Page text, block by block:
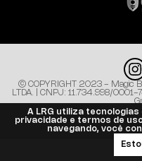
© COPYRIGHT 2023 - Magic
LTDA. | CNPJ: 11.734.998/
A LRG utiliza
privacidade e termos de
navegando, você